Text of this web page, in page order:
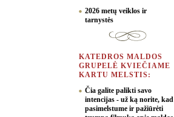
2026 metų veiklos ir
tarnystės
KATEDROS MALDOS
GRUPELĖ KVIEČIAME
KARTU MELSTIS:
Čia galite palikti savo
intencijas - už ką norite, kad
pasimelstume ir pažiūrėti